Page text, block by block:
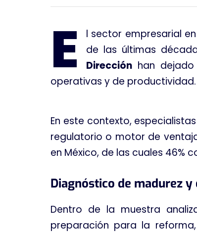
E l sector empresarial
de las últimas
Dirección han
operativas y de productividad.
En este contexto,
regulatorio o motor de
en México, de las cuales 46%
Diagnóstico de madurez
Dentro de la muestra
preparación para la